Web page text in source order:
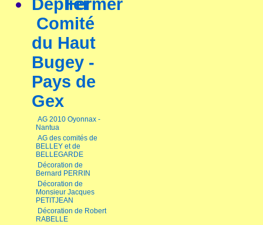
Comité
du Haut
Bugey -
Pays de
Gex
AG 2010 Oyonnax -
Nantua
AG des comités de
BELLEY et de
BELLEGARDE
Décoration de
Bernard PERRIN
Décoration de
Monsieur Jacques
PETITJEAN
Décoration de Robert
RABELLE